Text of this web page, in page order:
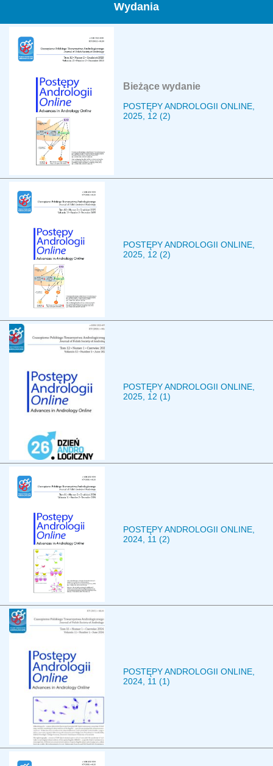
Wydania
Bieżące wydanie
POSTĘPY ANDROLOGII ONLINE,
2025, 12 (2)
POSTĘPY ANDROLOGII ONLINE,
2025, 12 (2)
POSTĘPY ANDROLOGII ONLINE,
2025, 12 (1)
POSTĘPY ANDROLOGII ONLINE,
2024, 11 (2)
POSTĘPY ANDROLOGII ONLINE,
2024, 11 (1)